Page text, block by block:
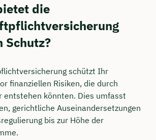
die
Schutz?
schützt Ihr
finanziellen Risiken, die durch
entstehen könnten. Dies umfasst
gerichtliche Auseinandersetzungen
bis zur Höhe der